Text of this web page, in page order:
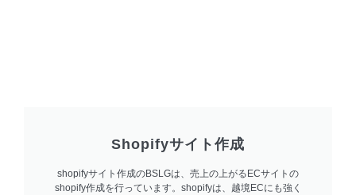
Shopifyサイト作成
shopifyサイト作成のBSLGは、売上の上がるECサイトの
shopify作成を行っています。shopifyは、越境ECにも強く